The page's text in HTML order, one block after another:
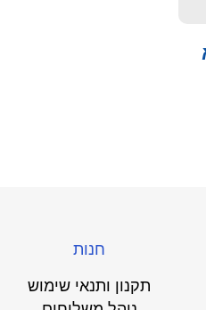
חנות
תקנון ותנאי שימוש